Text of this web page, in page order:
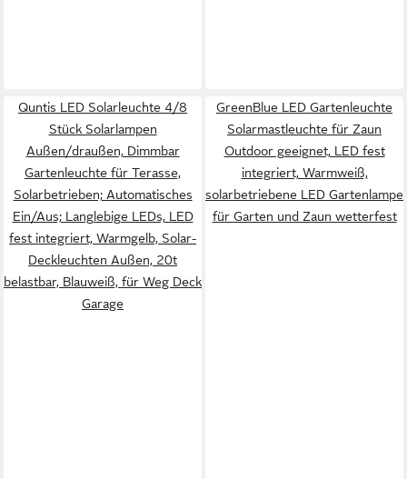
Quntis LED Solarleuchte 4/8
Stück Solarlampen
Außen/draußen, Dimmbar
Gartenleuchte für Terasse,
Solarbetrieben; Automatisches
Ein/Aus; Langlebige LEDs, LED
fest integriert, Warmgelb, Solar-
Deckleuchten Außen, 20t
belastbar, Blauweiß, für Weg Deck
Garage
GreenBlue LED Gartenleuchte
Solarmastleuchte für Zaun
Outdoor geeignet, LED fest
integriert, Warmweiß,
solarbetriebene LED Gartenlampe
für Garten und Zaun wetterfest